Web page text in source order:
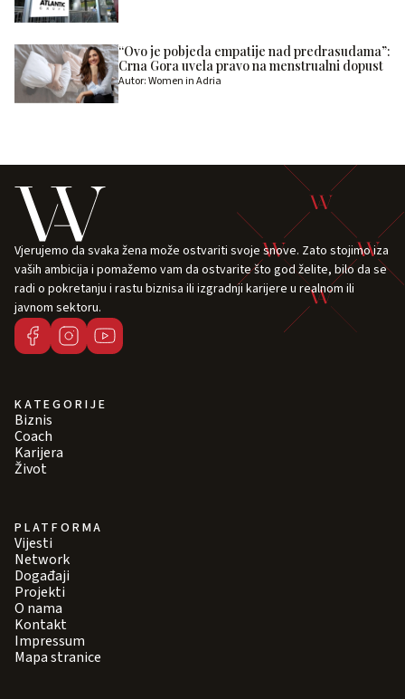
“Ovo je pobjeda empatije nad predrasudama”:
Crna Gora uvela pravo na menstrualni dopust
Autor: Women in Adria
Vjerujemo da svaka žena može ostvariti svoje snove. Zato stojimo iza
vaših ambicija i pomažemo vam da ostvarite što god želite, bilo da se
radi o pokretanju i rastu biznisa ili izgradnji karijere u realnom ili
javnom sektoru.
KATEGORIJE
Biznis
Coach
Karijera
Život
PLATFORMA
Vijesti
Network
Događaji
Projekti
O nama
Kontakt
Impressum
Mapa stranice